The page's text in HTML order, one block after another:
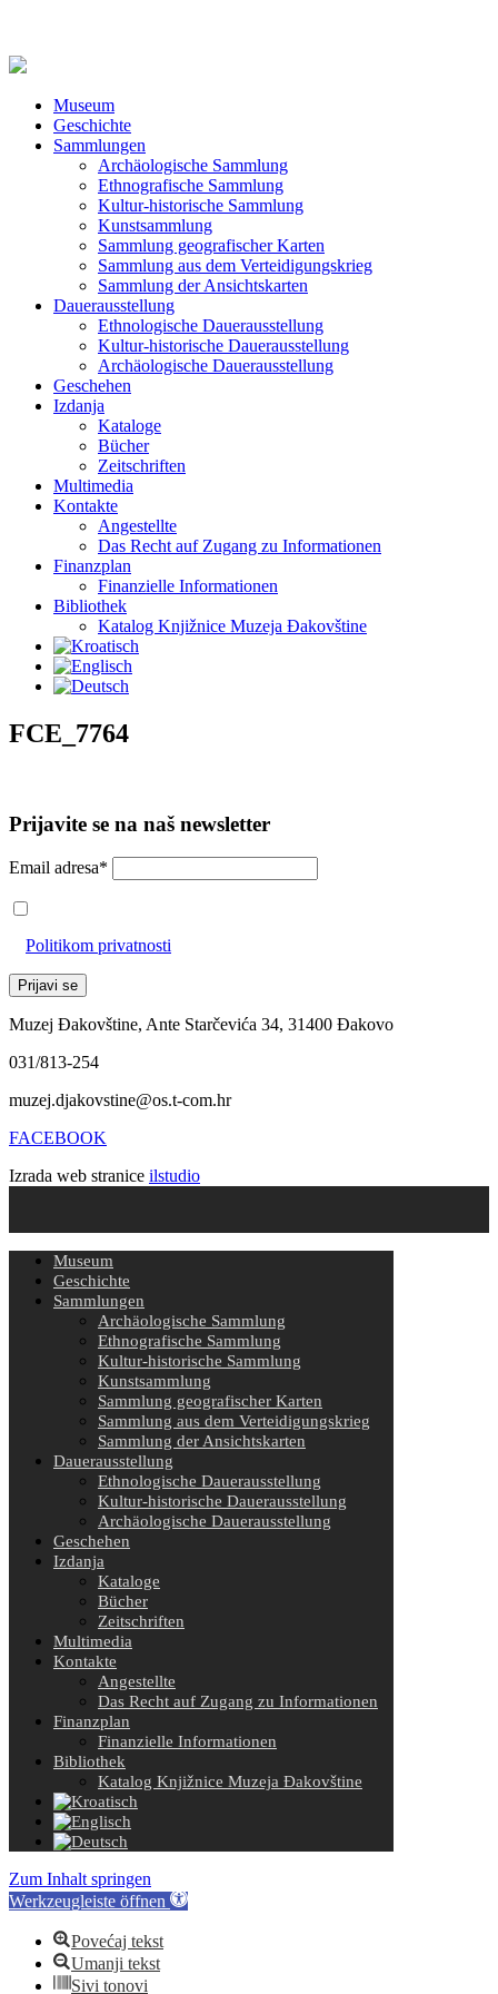
Museum
Geschichte
Sammlungen
Archäologische Sammlung
Ethnografische Sammlung
Kultur-historische Sammlung
Kunstsammlung
Sammlung geografischer Karten
Sammlung aus dem Verteidigungskrieg
Sammlung der Ansichtskarten
Dauerausstellung
Ethnologische Dauerausstellung
Kultur-historische Dauerausstellung
Archäologische Dauerausstellung
Geschehen
Izdanja
Kataloge
Bücher
Zeitschriften
Multimedia
Kontakte
Angestellte
Das Recht auf Zugang zu Informationen
Finanzplan
Finanzielle Informationen
Bibliothek
Katalog Knjižnice Muzeja Đakovštine
FCE_7764
Prijavite se na naš newsletter
Email adresa*
Politikom privatnosti
Muzej Đakovštine, Ante Starčevića 34, 31400 Đakovo
031/813-254
muzej.djakovstine@os.t-com.hr
FACEBOOK
Izrada web stranice ilstudio
Museum
Geschichte
Sammlungen
Archäologische Sammlung
Ethnografische Sammlung
Kultur-historische Sammlung
Kunstsammlung
Sammlung geografischer Karten
Sammlung aus dem Verteidigungskrieg
Sammlung der Ansichtskarten
Dauerausstellung
Ethnologische Dauerausstellung
Kultur-historische Dauerausstellung
Archäologische Dauerausstellung
Geschehen
Izdanja
Kataloge
Bücher
Zeitschriften
Multimedia
Kontakte
Angestellte
Das Recht auf Zugang zu Informationen
Finanzplan
Finanzielle Informationen
Bibliothek
Katalog Knjižnice Muzeja Đakovštine
Zum Inhalt springen
Werkzeugleiste öffnen
Povećaj tekst
Umanji tekst
Sivi tonovi